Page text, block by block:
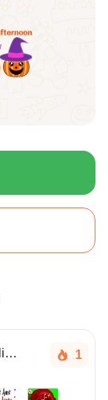
S او میں صدقے تھیواں Maliksitara@live.com 1